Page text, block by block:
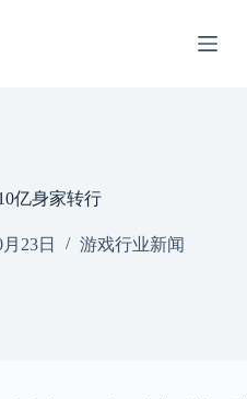
亿身家转行
23日 游戏行业新闻